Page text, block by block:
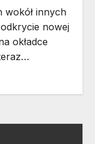
wokół innych
nowej
okładce